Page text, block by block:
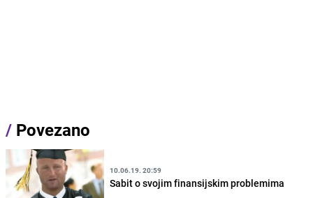
/ Povezano
10.06.19. 20:59
Sabit o svojim finansijskim problemima